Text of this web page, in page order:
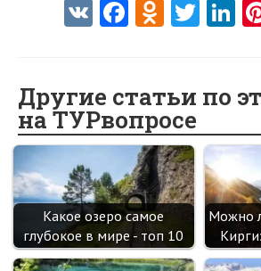
V Fa
o
o
k
O
o
kl
as
sn
ik
i
T
er dI
Другие статьи по
на ТУРвопросе
Какое озеро самое
глубокое в мире - топ 10
Можно